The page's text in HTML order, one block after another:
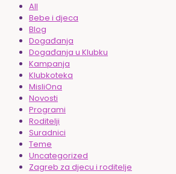
All
Bebe i djeca
Blog
Događanja
Događanja u Klubku
Kampanja
Klubkoteka
MisliOna
Novosti
Programi
Roditelji
Suradnici
Teme
Uncategorized
Zagreb za djecu i roditelje